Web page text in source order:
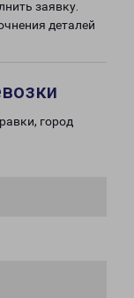
заявку.
деталей
город